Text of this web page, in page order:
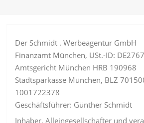
Der Schmidt . Werbeagentur GmbH
Finanzamt München, USt.-ID:
Amtsgericht München HRB 190968
Stadtsparkasse München, BLZ
1001722378
Geschäftsführer: Günther Schmidt
Inhaber, Alleingesellschafter und